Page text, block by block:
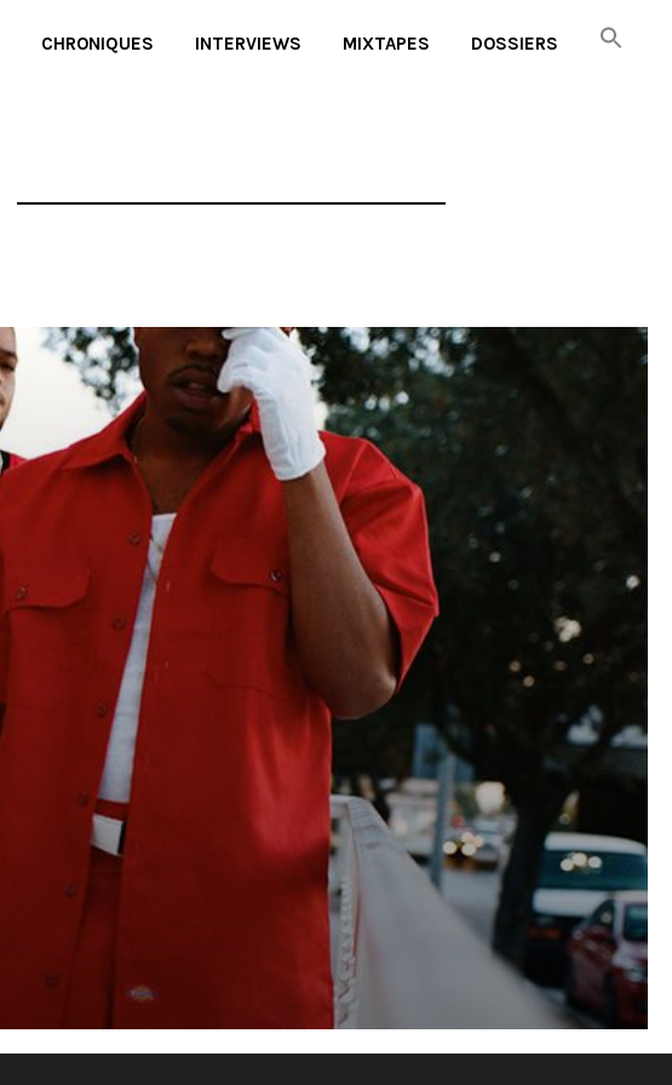
CHRONIQUES INTERVIEWS MIXTAPES DOSSIERS